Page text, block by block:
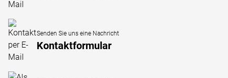
Senden Sie uns eine Nachricht
Kontaktformular